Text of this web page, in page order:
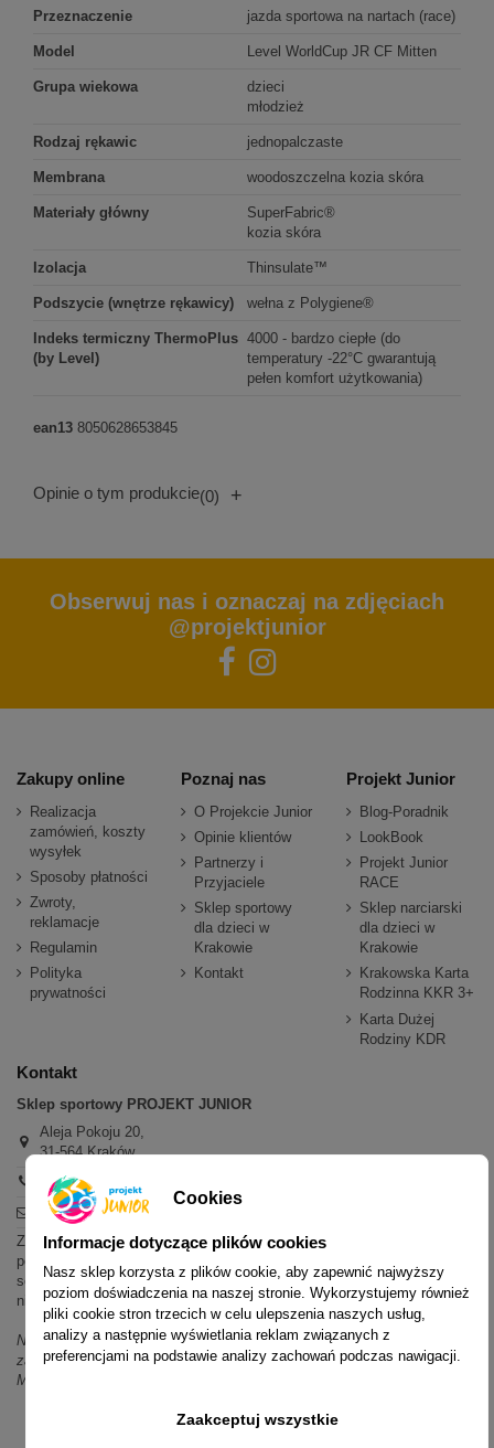
Przeznaczenie jazda sportowa na nartach (race)
Model Level WorldCup JR CF Mitten
Grupa wiekowa
dzieci
młodzież
Rodzaj rękawic jednopalczaste
Membrana woodoszczelna kozia skóra
Materiały główny
SuperFabric®
kozia skóra
Izolacja Thinsulate™
Podszycie (wnętrze rękawicy) wełna z Polygiene®
Indeks termiczny ThermoPlus
(by Level)
4000 - bardzo ciepłe (do
temperatury -22°C gwarantują
pełen komfort użytkowania)
ean13 8050628653845
Opinie o tym produkcie(0) +
Obserwuj nas i oznaczaj na zdjęciach
@projektjunior
Zakupy online
Realizacja
zamówień, koszty
wysyłek
Sposoby płatności
Zwroty,
reklamacje
Regulamin
Polityka
prywatności
Poznaj nas
O Projekcie Junior
Opinie klientów
Partnerzy i
Przyjaciele
Sklep sportowy
dla dzieci w
Krakowie
Kontakt
Projekt Junior
Blog-Poradnik
LookBook
Projekt Junior
RACE
Sklep narciarski
dla dzieci w
Krakowie
Krakowska Karta
Rodzinna KKR 3+
Karta Dużej
Rodziny KDR
Kontakt
Sklep sportowy PROJEKT JUNIOR
Aleja Pokoju 20,
31-564 Kraków
+48 600 779 897
sklep@projektjunior.pl
Zapraszamy do sklepu stacjonarnego:
poniedziałek - piątek: 11.00-19.00
sobota: 10.00-14.00
niedziela (każda): nieczynne
Nie odpowiadamy na wiadomości SMS. W sprawach dotyczących
zamówień i oferty prosimy o kontakt mailowy, telefoniczny lub przez
Messenger.
Cookies
Informacje dotyczące plików cookies
Nasz sklep korzysta z plików cookie, aby zapewnić najwyższy
poziom doświadczenia na naszej stronie. Wykorzystujemy również
pliki cookie stron trzecich w celu ulepszenia naszych usług,
analizy a następnie wyświetlania reklam związanych z
preferencjami na podstawie analizy zachowań podczas nawigacji.
Zaakceptuj wszystkie